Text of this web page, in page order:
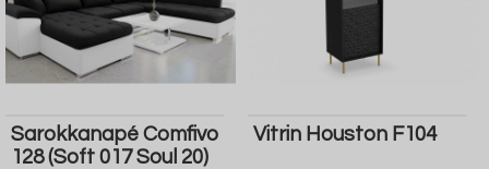
Sarokkanapé Comfivo
128 (Soft 017 Soul 20)
Vitrin Houston F104